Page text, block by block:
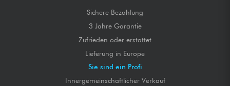
Sichere Bezahlung
3 Jahre Garantie
Zufrieden oder erstattet
Lieferung in Europe
Sie sind ein Profi
Innergemeinschaftlicher Verkauf